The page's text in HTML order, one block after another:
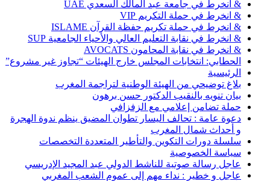
& انخرط في جامعة عبد المالك السعدي UAE
& انخرط في حملة التكريم VIP
& انخرط في حملة تكريم حفظة القرآن ISLAME
& انخرط في نقابة التعليم العالي والأحياء الجامعية SUP
& انخرط في نقابة المحامون AVOCATS
الحطابي: انتخابات المجلس خارج الهيئات “تجاوز غير مشروع”
الرئيسية
بلاغ توضيحي من الهيئة الوطنية لتراجمة المغرب
بيان تنويه بالنقيب الدكتور حسن برهون
حملة تضامن إعلامي مع الزفزافي
دعوة عامة : تحالف اليسار تطوان المضيق ينظم ندوة الهجرة
و أحداث شمال المغرب
سلسلة دورات التكوين والتأطير المتعددة التخصصات
سياسة الخصوصية
عاجل رسالة صوتية للناشط الدولي عبد المجيد الإدريسي
عاجل و خطير : نداء مهم إلى عموم الشعب المغربي